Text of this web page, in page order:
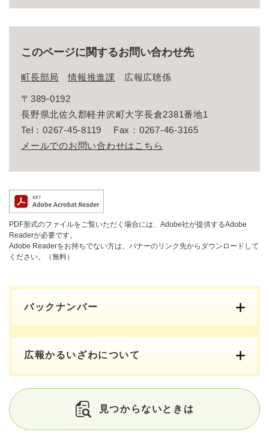
このページに関するお問い合わせ先
町長部局 情報推進課 広報広聴係
〒389-0192
長野県北佐久郡軽井沢町大字長倉2381番地1
Tel：0267-45-8119
Fax：0267-46-3165
メールでのお問い合わせはこちら
PDF形式のファイルをご覧いただく場合には、Adobe社が提供するAdobe
Readerが必要です。
Adobe Readerをお持ちでない方は、バナーのリンク先からダウンロードして
ください。（無料）
バックナンバー
広報かるいざわについて
見つからないときは